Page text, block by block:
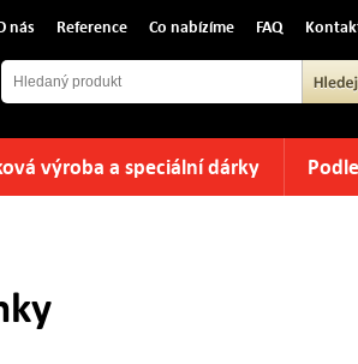
nás Reference Co nabízíme FAQ
výroba a speciální dárky